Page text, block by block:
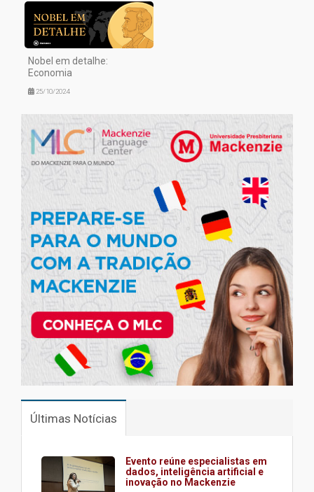
Nobel em detalhe:
Economia
25/10/2024
Últimas Notícias
Evento reúne especialistas em
dados, inteligência artificial e
inovação no Mackenzie